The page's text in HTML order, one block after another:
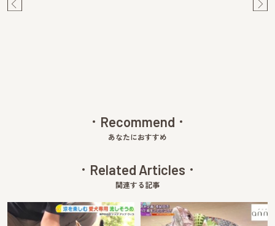
Recommend
あなたにおすすめ
Related Articles
関連する記事